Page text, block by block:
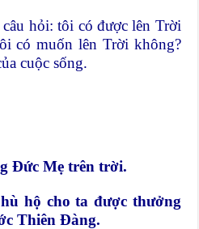
hỏi: tôi có được lên Trời
có muốn lên Trời không?
cuộc sống.
Đức Mẹ trên trời.
hộ cho ta được thưởng
Thiên Đàng.